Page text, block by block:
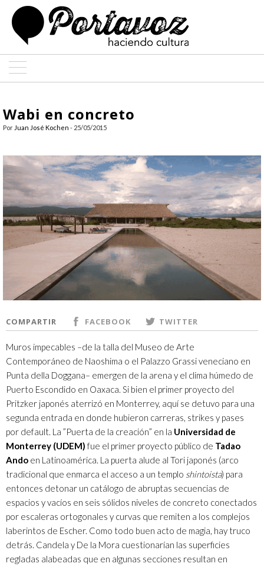
ARQUITECTURA
ENTREVISTAS
COLABORADORES
Wabi en concreto
Por Juan José Kochen - 25/05/2015
COMPARTIR FACEBOOK TWITTER
Muros impecables –de la talla del Museo de Arte
Contemporáneo de Naoshima o el Palazzo Grassi veneciano en
Punta della Doggana– emergen de la arena y el clima húmedo de
Puerto Escondido en Oaxaca. Si bien el primer proyecto del
Pritzker japonés aterrizó en Monterrey, aquí se detuvo para una
segunda entrada en donde hubieron carreras, strikes y pases
por default. La ”Puerta de la creación” en la Universidad de
Monterrey (UDEM) fue el primer proyecto público de Tadao
Ando en Latinoamérica. La puerta alude al Tori japonés (arco
tradicional que enmarca el acceso a un templo shintoista) para
entonces detonar un catálogo de abruptas secuencias de
espacios y vacíos en seis sólidos niveles de concreto conectados
por escaleras ortogonales y curvas que remiten a los complejos
laberintos de Escher. Como todo buen acto de magia, hay truco
detrás. Candela y De la Mora cuestionarían las superficies
regladas alabeadas que en algunas secciones resultan en